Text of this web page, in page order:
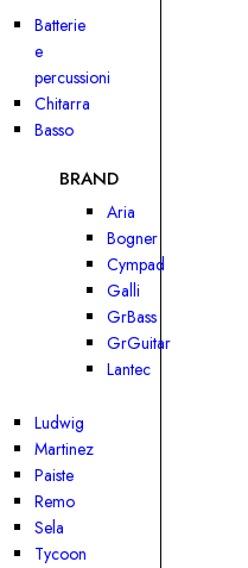
Batterie
e
percussioni
Chitarra
Basso
BRAND
Aria
Bogner
Cympad
Galli
GrBass
GrGuitar
Lantec
Ludwig
Martinez
Paiste
Remo
Sela
Tycoon